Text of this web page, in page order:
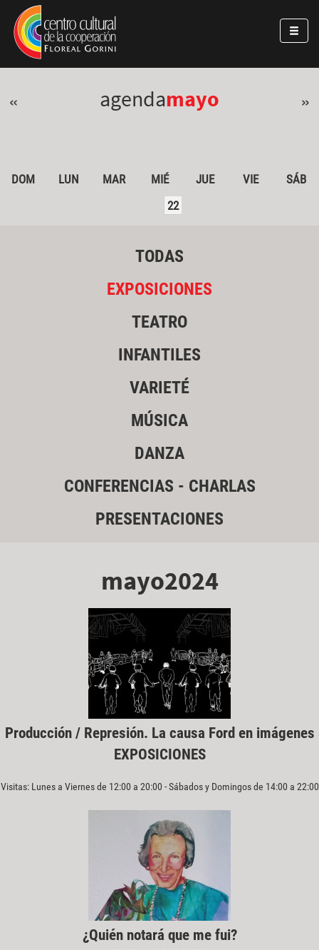
Pasar al contenido principal
Jump to main content
« agendamayo »
DOM LUN MAR MIÉ JUE VIE
SÁB
22
TODAS
EXPOSICIONES
TEATRO
INFANTILES
VARIETÉ
MÚSICA
DANZA
CONFERENCIAS - CHARLAS
PRESENTACIONES
mayo2024
Producción / Represión. La causa Ford en imágenes
EXPOSICIONES
Visitas: Lunes a Viernes de 12:00 a 20:00 - Sábados y Domingos de 14:00 a 22:00
¿Quién notará que me fui?